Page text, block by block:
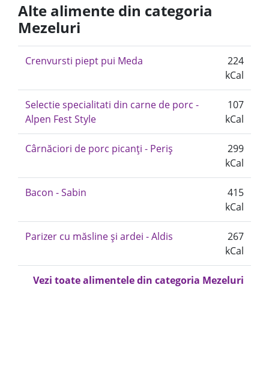
Alte alimente din categoria
Mezeluri
Crenvursti piept pui Meda
224
kCal
Selectie specialitati din carne de porc -
Alpen Fest Style
107
kCal
Cârnăciori de porc picanți - Periș
299
kCal
Bacon - Sabin
415
kCal
Parizer cu măsline și ardei - Aldis
267
kCal
Vezi toate alimentele din categoria Mezeluri